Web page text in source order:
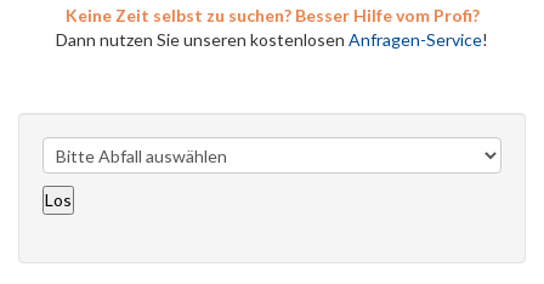
Keine Zeit selbst zu suchen? Besser Hilfe vom Profi?
Dann nutzen Sie unseren kostenlosen Anfragen-Service!